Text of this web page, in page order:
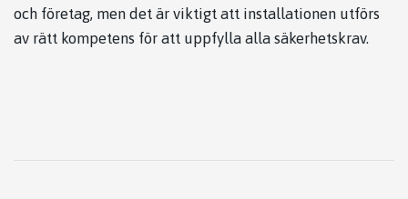
och företag, men det är viktigt att installationen utförs
av rätt kompetens för att uppfylla alla säkerhetskrav.